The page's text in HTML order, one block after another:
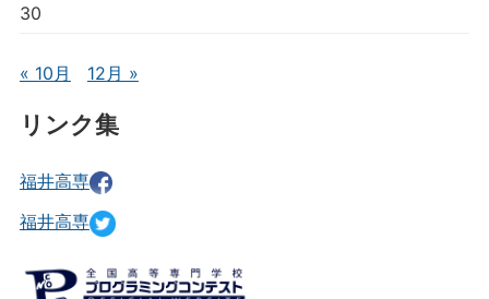
30
« 10月 12月 »
リンク集
福井高専
福井高専